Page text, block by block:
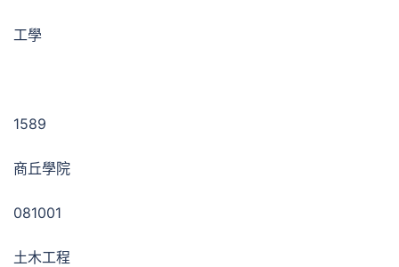
工學
1589
商丘學院
081001
土木工程